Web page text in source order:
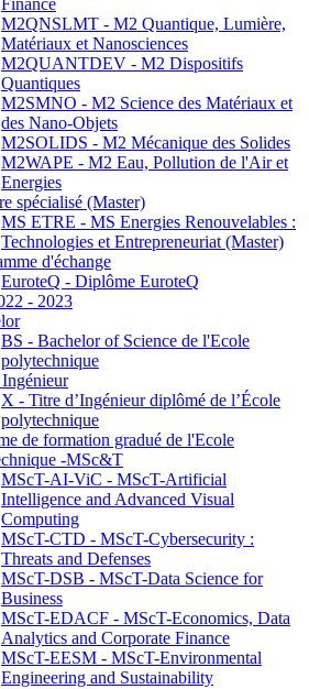
Finance
M2QNSLMT - M2 Quantique, Lumière,
Matériaux et Nanosciences
M2QUANTDEV - M2 Dispositifs
Quantiques
M2SMNO - M2 Science des Matériaux et
des Nano-Objets
M2SOLIDS - M2 Mécanique des Solides
M2WAPE - M2 Eau, Pollution de l'Air et
Energies
spécialisé (Master)
MS ETRE - MS Energies Renouvelables :
Technologies et Entrepreneuriat (Master)
d'échange
EuroteQ - Diplôme EuroteQ
- 2023
BS - Bachelor of Science de l'Ecole
polytechnique
X - Titre d’Ingénieur diplômé de l’École
polytechnique
de formation gradué de l'Ecole
-MSc&T
MScT-AI-ViC - MScT-Artificial
Intelligence and Advanced Visual
Computing
MScT-CTD - MScT-Cybersecurity :
Threats and Defenses
MScT-DSB - MScT-Data Science for
Business
MScT-EDACF - MScT-Economics, Data
Analytics and Corporate Finance
MScT-EESM - MScT-Environmental
Engineering and Sustainability